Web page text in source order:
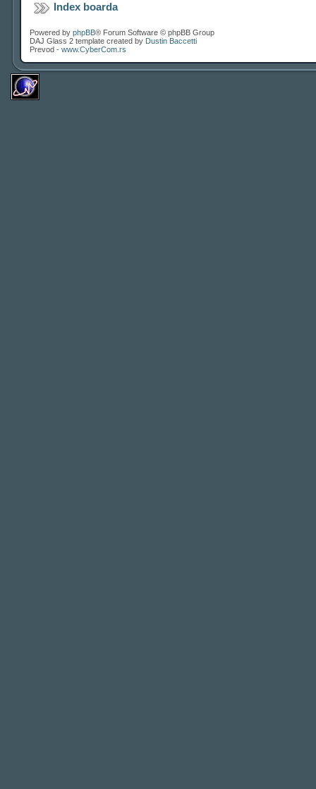
Index boarda
Powered by phpBB® Forum Software © phpBB Group
DAJ Glass 2 template created by Dustin Baccetti
Prevod - www.CyberCom.rs